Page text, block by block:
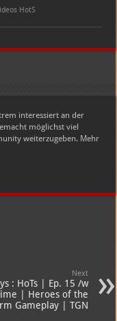
HotS
interessiert an der
möglichst viel
weiterzugeben. Mehr
Next
: HoTs | Ep. 15 /w
| Heroes of the
Gameplay | TGN